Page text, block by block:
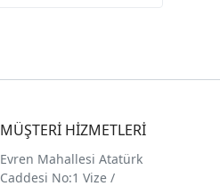
MÜŞTERİ HİZMETLERİ
Evren Mahallesi Atatürk
Caddesi No:1 Vize /